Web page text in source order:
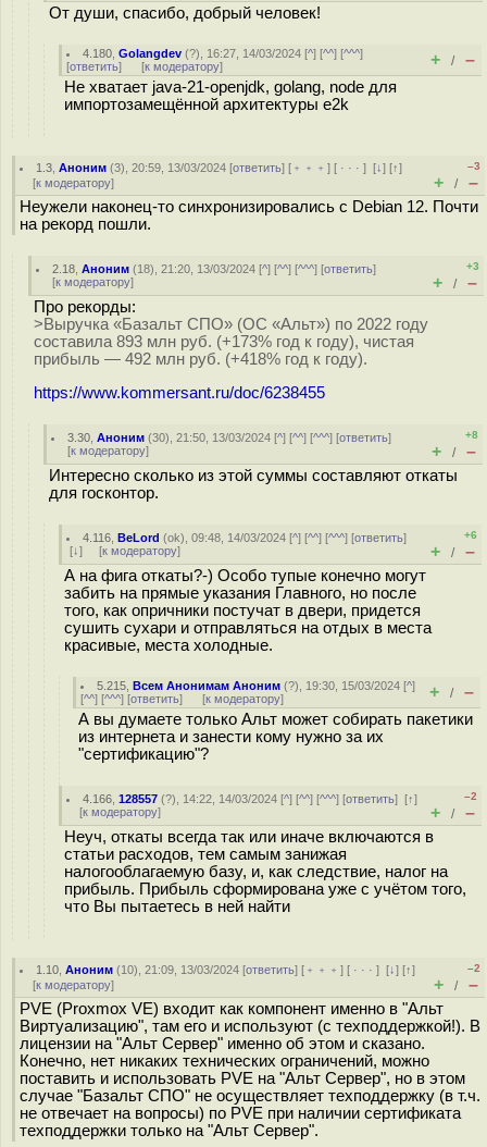
От души, спасибо, добрый человек!
4.180 ,Golangdev (?), 16:27, 14/03/2024 [^] [^^] [^^^]
[ответить] [к модератору] + / –
Не хватает java-21-openjdk, golang, node для
импортозамещённой архитектуры e2k
1.3 ,Аноним (3), 20:59, 13/03/2024 [ответить] [ ﹢﹢﹢] [ · · ·][↓] [↑]
[к модератору]
–3
+ / –
Неужели наконец-то синхронизировались с Debian 12. Почти
на рекорд пошли.
2.18 ,Аноним (18), 21:20, 13/03/2024 [^] [^^] [^^^] [ответить]
[к модератору]
+3
+ / –
Про рекорды:
>Выручка «Базальт СПО» (ОС «Альт») по 2022 году
составила 893 млн руб. (+173% год к году), чистая
прибыль — 492 млн руб. (+418% год к году).
https://www.kommersant.ru/doc/6238455
3.30 ,Аноним (30), 21:50, 13/03/2024 [^] [^^] [^^^] [ответить]
[к модератору]
+8
+ / –
Интересно сколько из этой суммы составляют oткaты
для гocкoнтор.
4.116 ,BeLord (ok), 09:48, 14/03/2024 [^] [^^] [^^^] [ответить]
[↓] [к модератору]
+6
+ / –
А на фига откаты?-) Особо тупые конечно могут
забить на прямые указания Главного, но после
того, как опричники постучат в двери, придется
сушить сухари и отправляться на отдых в места
красивые, места холодные.
5.215 ,Всем Анонимам Аноним (?), 19:30, 15/03/2024 [^]
[^^] [^^^] [ответить] [к модератору] + / –
А вы думаете только Альт может собирать пакетики
из интернета и занести кому нужно за их
"сертификацию"?
4.166 ,128557 (?), 14:22, 14/03/2024 [^] [^^] [^^^] [ответить][↑]
[к модератору]
–2
+ / –
Неуч, откаты всегда так или иначе включаются в
статьи расходов, тем самым занижая
налогооблагаемую базу, и, как следствие, налог на
прибыль. Прибыль сформирована уже с учётом того,
что Вы пытаетесь в ней найти
1.10 ,Аноним (10), 21:09, 13/03/2024 [ответить] [ ﹢﹢﹢] [ · · ·][↓] [↑]
[к модератору]
–2
+ / –
PVE (Proxmox VE) входит как компонент именно в "Альт
Виртуализацию", там его и используют (с техподдержкой!). В
лицензии на "Альт Сервер" именно об этом и сказано.
Конечно, нет никаких технических ограничений, можно
поставить и использовать PVE на "Альт Сервер", но в этом
случае "Базальт СПО" не осуществляет техподдержку (в т.ч.
не отвечает на вопросы) по PVE при наличии сертификата
техподдержки только на "Альт Сервер".